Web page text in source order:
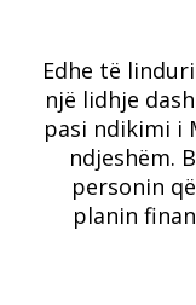
Edhe të
një lidhje
pasi ndikimi i
ndjeshëm.
personin
planin